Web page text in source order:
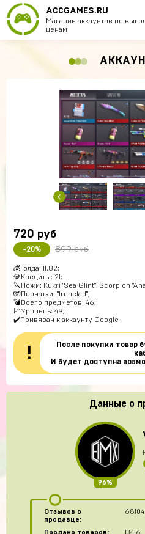
ACCGAMES.RU
Магазин аккаунтов по
ценам
720 руб
-20% 899 руб
💰Голда: 11.82;
💎Кредиты: 21;
🔪Ножи: Kukri "Sea Glint", Scorpion
🧤Перчатки: "Ironclad";
💣Всего предметов: 46;
📈Уровень: 49;
✔️Привязан к аккаунту Google
!
После покупки товар
И будет доступна
Данные о
96%
Отзывов о
продавце:
68104
Продано товаров:
13416